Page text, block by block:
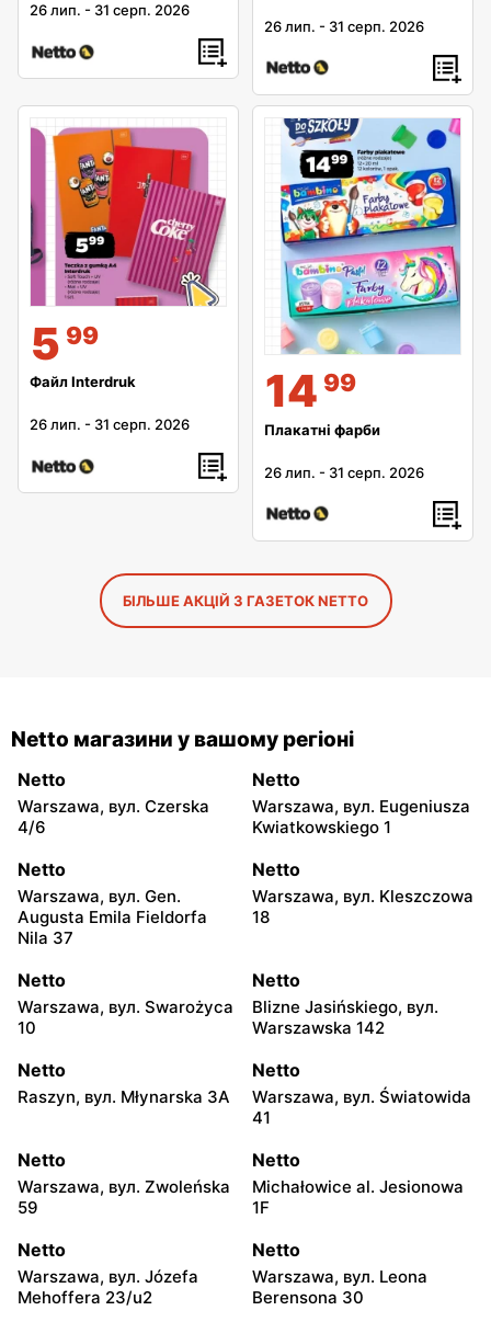
26 лип. - 31 серп. 2026
26 лип. - 31 серп. 2026
5 99
Файл Interdruk
26 лип. - 31 серп. 2026
14 99
Плакатні фарби
26 лип. - 31 серп. 2026
БІЛЬШЕ АКЦІЙ З ГАЗЕТОК NETTO
Netto магазини у вашому регіоні
Netto
Warszawa, вул. Czerska
4/6
Netto
Warszawa, вул. Eugeniusza
Kwiatkowskiego 1
Netto
Warszawa, вул. Gen.
Augusta Emila Fieldorfa
Nila 37
Netto
Warszawa, вул. Kleszczowa
18
Netto
Warszawa, вул. Swarożyca
10
Netto
Blizne Jasińskiego, вул.
Warszawska 142
Netto
Raszyn, вул. Młynarska 3A
Netto
Warszawa, вул. Światowida
41
Netto
Warszawa, вул. Zwoleńska
59
Netto
Michałowice al. Jesionowa
1F
Netto
Warszawa, вул. Józefa
Mehoffera 23/u2
Netto
Warszawa, вул. Leona
Berensona 30